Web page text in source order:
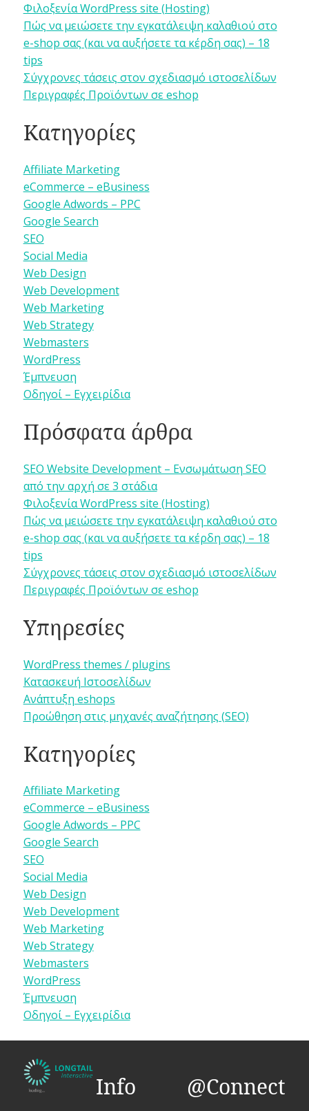
Φιλοξενία WordPress site (Hosting)
Πώς να μειώσετε την εγκατάλειψη καλαθιού στο
e-shop σας (και να αυξήσετε τα κέρδη σας) – 18
tips
Σύγχρονες τάσεις στον σχεδιασμό ιστοσελίδων
Περιγραφές Προϊόντων σε eshop
Κατηγορίες
Affiliate Marketing
eCommerce – eBusiness
Google Adwords – PPC
Google Search
SEO
Social Media
Web Design
Web Development
Web Marketing
Web Strategy
Webmasters
WordPress
Έμπνευση
Οδηγοί – Εγχειρίδια
Πρόσφατα άρθρα
SEO Website Development – Ενσωμάτωση SEO
από την αρχή σε 3 στάδια
Φιλοξενία WordPress site (Hosting)
Πώς να μειώσετε την εγκατάλειψη καλαθιού στο
e-shop σας (και να αυξήσετε τα κέρδη σας) – 18
tips
Σύγχρονες τάσεις στον σχεδιασμό ιστοσελίδων
Περιγραφές Προϊόντων σε eshop
Υπηρεσίες
WordPress themes / plugins
Κατασκευή Ιστοσελίδων
Ανάπτυξη eshops
Προώθηση στις μηχανές αναζήτησης (SEO)
Κατηγορίες
Affiliate Marketing
eCommerce – eBusiness
Google Adwords – PPC
Google Search
SEO
Social Media
Web Design
Web Development
Web Marketing
Web Strategy
Webmasters
WordPress
Έμπνευση
Οδηγοί – Εγχειρίδια
Info @Connect